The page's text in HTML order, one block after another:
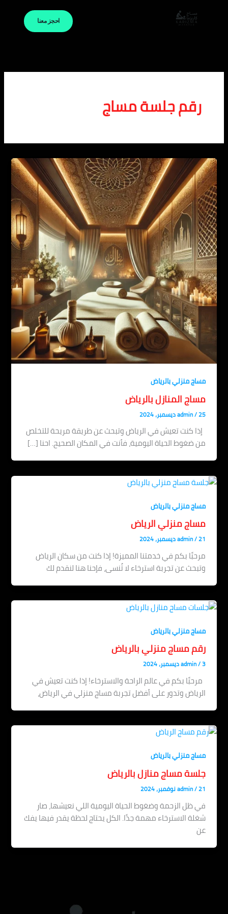
احجز معنا
رقم جلسة مساج
مساج منزلي بالرياض
مساج المنازل بالرياض
admin/25 ديسمبر، 2024
إذا كنت تعيش في الرياض وتبحث عن طريقة مريحة للتخلص
من ضغوط الحياة اليومية، فأنت في المكان الصحيح. احنا […]
مساج منزلي بالرياض
مساج منزلي الرياض
admin/21 ديسمبر، 2024
مرحبًا بكم في خدمتنا المميزة! إذا كنت من سكان الرياض
وتبحث عن تجربة استرخاء لا تُنسى، فإحنا هنا لنقدم لك
مساج منزلي بالرياض
رقم مساج منزلي بالرياض
admin/3 ديسمبر، 2024
مرحبًا بكم في عالم الراحة والاسترخاء! إذا كنت تعيش في
الرياض وتدور على أفضل تجربة مساج منزلي في الرياض،
مساج منزلي بالرياض
جلسة مساج منازل بالرياض
admin/21 نوفمبر، 2024
في ظل الزحمة وضغوط الحياة اليومية اللي نعيشها، صار
شغلة الاسترخاء مهمة جدًا. الكل يحتاج لحظة يقدر فيها يفك
عن